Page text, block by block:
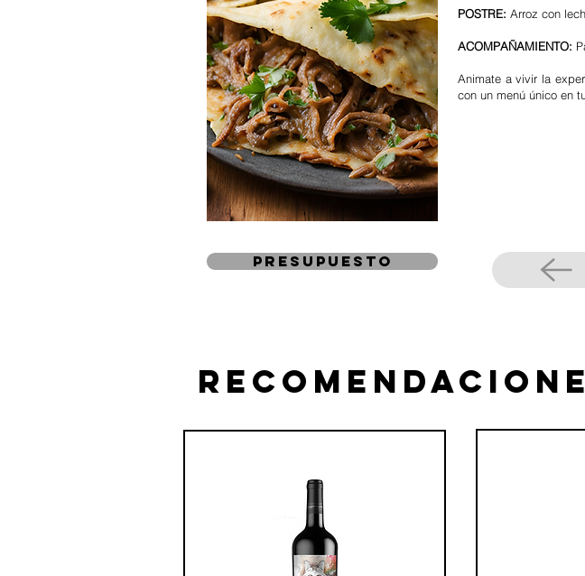
POSTRE: Arroz con
ACOMPAÑAMIENTO:
Animate a vivir la
con un menú único en
presupuesto